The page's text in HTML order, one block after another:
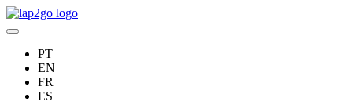
PT
EN
FR
ES